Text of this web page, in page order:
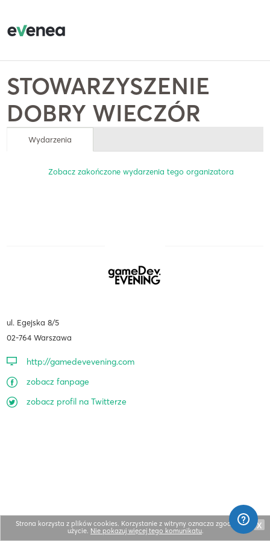
STOWARZYSZENIE
DOBRY WIECZÓR
Wydarzenia
Zobacz zakończone wydarzenia tego organizatora
ul. Egejska 8/5
02-764 Warszawa
http://gamedevevening.com
zobacz fanpage
zobacz profil na Twitterze
Strona korzysta z plików cookies. Korzystanie z witryny oznacza zgodę na ich
użycie. Nie pokazuj więcej tego komunikatu.
X